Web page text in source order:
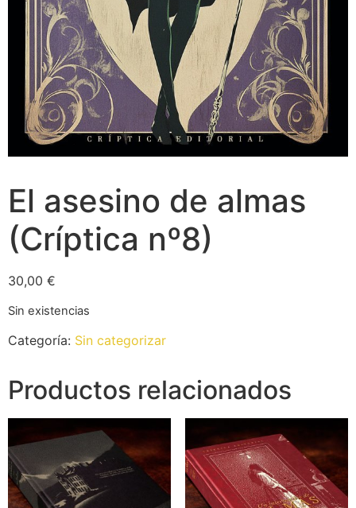
El asesino de almas
(Críptica nº8)
30,00 €
Sin existencias
Categoría: Sin categorizar
Productos relacionados